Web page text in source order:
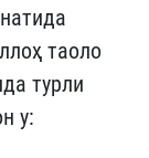
таоло
турли
у: